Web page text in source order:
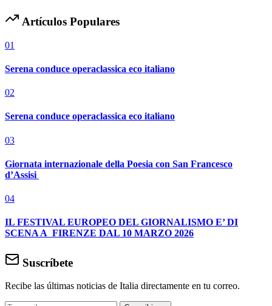
Artículos Populares
01
Serena conduce operaclassica eco italiano
02
Serena conduce operaclassica eco italiano
03
Giornata internazionale della Poesia con San Francesco
d’Assisi
04
IL FESTIVAL EUROPEO DEL GIORNALISMO E’ DI
SCENA A FIRENZE DAL 10 MARZO 2026
Suscríbete
Recibe las últimas noticias de Italia directamente en tu correo.